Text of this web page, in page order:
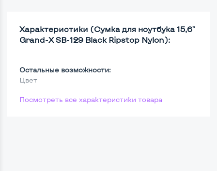
Характеристики (Сумка для ноутбука 15,6''
Grand-X SB-129 Black Ripstop Nylon):
Остальные возможности:
Цвет
Посмотреть все характеристики товара